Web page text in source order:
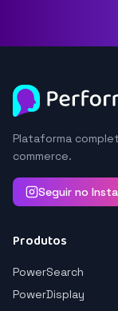
Plataforma
commerce.
Seguir no
Produtos
PowerSearch
PowerDisplay